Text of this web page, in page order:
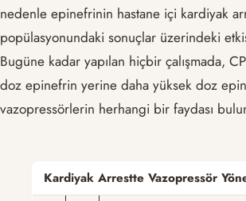
nedenle epinefrinin hastane içi kardiyak
popülasyonundaki sonuçlar üzerindeki
Bugüne kadar yapılan hiçbir çalışmada,
doz epinefrin yerine daha yüksek doz
vazopressörlerin herhangi bir faydası
Kardiyak Arrestte Vazopressör